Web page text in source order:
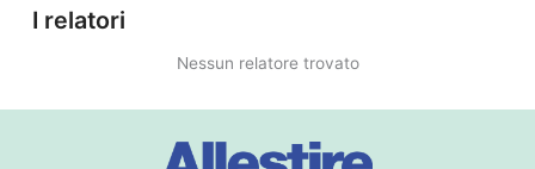
I relatori
Nessun relatore trovato